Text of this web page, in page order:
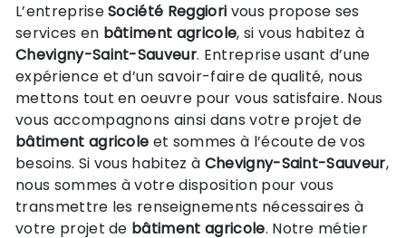
L’entrepriseSociété Reggiori vous propose ses
services en bâtiment agricole, si vous habitez à
Chevigny-Saint-Sauveur. Entreprise usant d’une
expérience et d’un savoir-faire de qualité, nous
mettons tout en oeuvre pour vous satisfaire. Nous
vous accompagnons ainsi dans votre projet de
bâtiment agricole et sommes à l’écoute de vos
besoins. Si vous habitez à Chevigny-Saint-Sauveur,
nous sommes à votre disposition pour vous
transmettre les renseignements nécessaires à
votre projet de bâtiment agricole. Notre métier